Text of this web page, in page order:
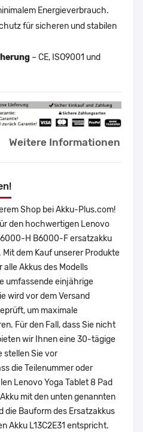
Energieverbrauch.
für sicheren und stabilen
– CE, ISO9001 und
Weitere Informationen
Shop bei Akku-Plus.com!
den hochwertigen Lenovo
H B6000-F ersatzakku
dem Kauf unserer Produkte
Akkus des Modells
umfassende einjährige
wird vor dem Versand
um maximale
Für den Fall, dass Sie nicht
wir Ihnen eine 30-tägige
stellen Sie vor
die Teilenummer oder
Lenovo Yoga Tablet 8 Pad
mit den unten genannten
die Bauform des Ersatzakkus
Akku L13C2E31 entspricht.